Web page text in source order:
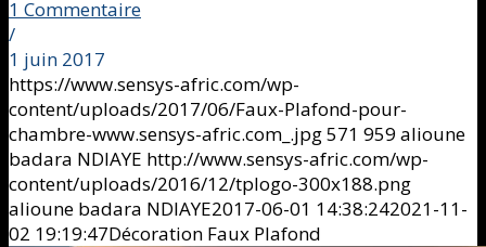
1 Commentaire
/
1 juin 2017
https://www.sensys-afric.com/wp-
content/uploads/2017/06/Faux-Plafond-pour-
chambre-www.sensys-afric.com_.jpg571 959 alioune
badara NDIAYE http://www.sensys-afric.com/wp-
content/uploads/2016/12/tplogo-300x188.png
alioune badara NDIAYE2017-06-01 14:38:242021-11-
02 19:19:47Décoration Faux Plafond